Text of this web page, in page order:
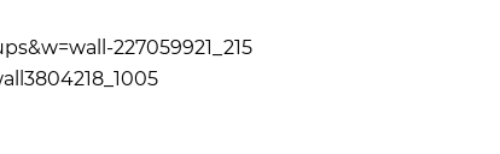
227059921_215